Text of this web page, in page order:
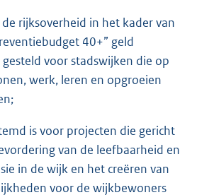
rijksoverheid in het kader van
40+” geld
voor stadswijken die op
werk, leren en opgroeien
is voor projecten die gericht
van de leefbaarheid en
in de wijk en het creëren van
voor de wijkbewoners